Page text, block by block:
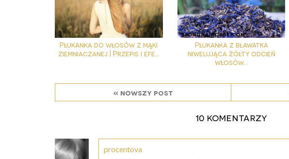
Płukanka do włosów z mąki
ziemniaczanej | Przepis i efe...
Płukanka z bławatka
niwelująca żółty odcień
włosów...
« nowszy post
10 komentarzy
procentova